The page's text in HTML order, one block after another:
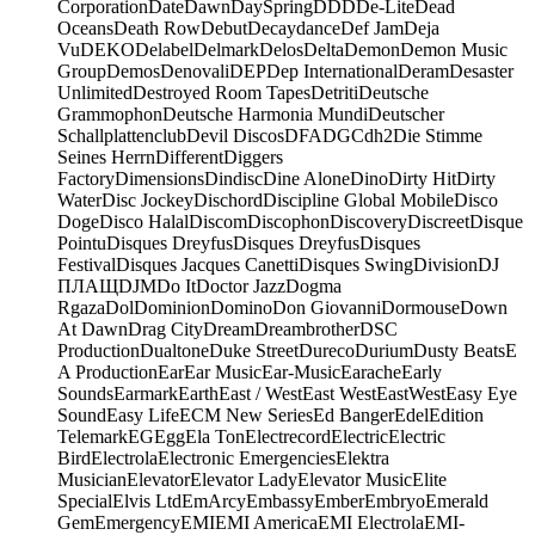
CorporationDateDawnDaySpringDDDDe-LiteDead
OceansDeath RowDebutDecaydanceDef JamDeja
VuDEKODelabelDelmarkDelosDeltaDemonDemon Music
GroupDemosDenovaliDEPDep InternationalDeramDesaster
UnlimitedDestroyed Room TapesDetritiDeutsche
GrammophonDeutsche Harmonia MundiDeutscher
SchallplattenclubDevil DiscosDFADGCdh2Die Stimme
Seines HerrnDifferentDiggers
FactoryDimensionsDindiscDine AloneDinoDirty HitDirty
WaterDisc JockeyDischordDiscipline Global MobileDisco
DogeDisco HalalDiscomDiscophonDiscoveryDiscreetDisque
PointuDisques DreyfusDisques DreyfusDisques
FestivalDisques Jacques CanettiDisques SwingDivisionDJ
ПЛАЩDJMDo ItDoctor JazzDogma
RgazaDolDominionDominoDon GiovanniDormouseDown
At DawnDrag CityDreamDreambrotherDSC
ProductionDualtoneDuke StreetDurecoDuriumDusty BeatsE
A ProductionEarEar MusicEar-MusicEaracheEarly
SoundsEarmarkEarthEast / WestEast WestEastWestEasy Eye
SoundEasy LifeECM New SeriesEd BangerEdelEdition
TelemarkEGEggEla TonElectrecordElectricElectric
BirdElectrolaElectronic EmergenciesElektra
MusicianElevatorElevator LadyElevator MusicElite
SpecialElvis LtdEmArcyEmbassyEmberEmbryoEmerald
GemEmergencyEMIEMI AmericaEMI ElectrolaEMI-